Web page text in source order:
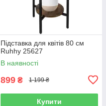
Підставка для квітів 80 см
Ruhhy 25627
В наявності
899 ₴ 1 199 ₴
Купити